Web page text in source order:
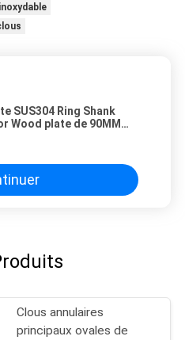
SUS304 Ring Shank
Wood plate de 90MM
Clous annulaires
principaux ovales de